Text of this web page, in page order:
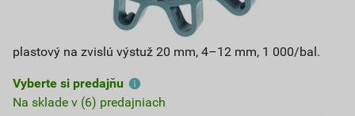
plastový na zvislú výstuž 20 mm, 4–12 mm, 1 000/bal.
Vyberte si predajňu
Na sklade v (6) predajniach